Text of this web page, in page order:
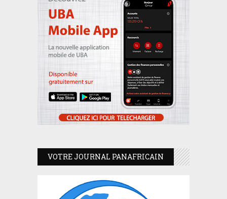
VOTRE JOURNAL PANAFRICAIN